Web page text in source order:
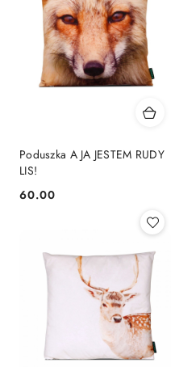
Poduszka A JA JESTEM RUDY
LIS!
Cena:
60.00